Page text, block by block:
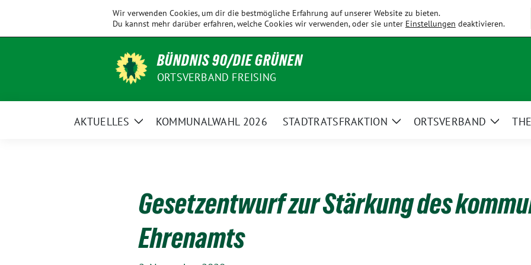
Inhalt
Allershausen Ampertal Eching Fahrenzhausen Hallbergmoos Holledau
BÜNDNIS 90/DIE GRÜNEN
ORTSVERBAND FREISING
AKTUELLES
ZeigeKOMMUNALWAHL 2026 STADTRATSFRAKTION
ZeigeORTSVERBAND
Zeige
Gesetzentwurf zur Stärkung des
Ehrenamts
Wir verwenden Cookies, um dir die bestmögliche Erfahrung auf unserer Website zu bieten.
Du kannst mehr darüber erfahren, welche Cookies wir verwenden, oder sie unter Einstellungen deaktivieren.